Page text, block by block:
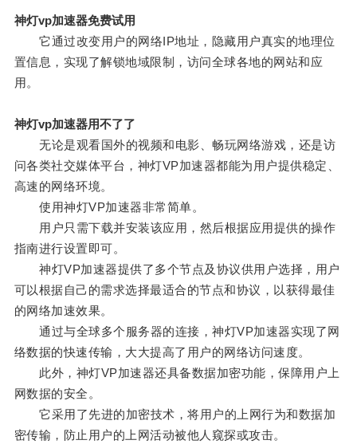
神灯vp加速器免费试用
它通过改变用户的网络IP地址，隐藏用户真实的地理位
置信息，实现了解锁地域限制，访问全球各地的网站和应
用。
神灯vp加速器用不了了
无论是观看国外的视频和电影、畅玩网络游戏，还是访
问各类社交媒体平台，神灯VP加速器都能为用户提供稳定、
高速的网络环境。
使用神灯VP加速器非常简单。
用户只需下载并安装该应用，然后根据应用提供的操作
指南进行设置即可。
神灯VP加速器提供了多个节点及协议供用户选择，用户
可以根据自己的需求选择最适合的节点和协议，以获得最佳
的网络加速效果。
通过与全球多个服务器的连接，神灯VP加速器实现了网
络数据的快速传输，大大提高了用户的网络访问速度。
此外，神灯VP加速器还具备数据加密功能，保障用户上
网数据的安全。
它采用了先进的加密技术，将用户的上网行为和数据加
密传输，防止用户的上网活动被他人窥探或攻击。